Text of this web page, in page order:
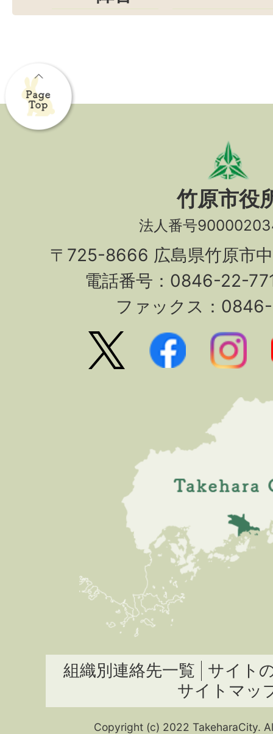
竹原市役
法人番号
〒725-8666 広島県竹原市
電話番号：0846-22-
ファックス：
組織別連絡先一覧
サイト
サイトマッ
Copyright (c) 2022 TakeharaCity.